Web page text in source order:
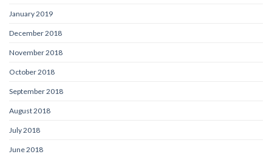
January 2019
December 2018
November 2018
October 2018
September 2018
August 2018
July 2018
June 2018